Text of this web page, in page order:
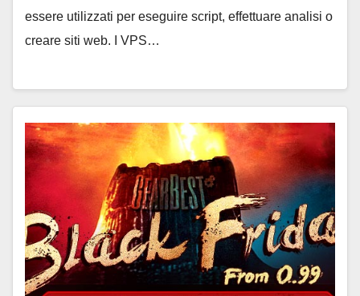
essere utilizzati per eseguire script, effettuare analisi o
creare siti web. I VPS…